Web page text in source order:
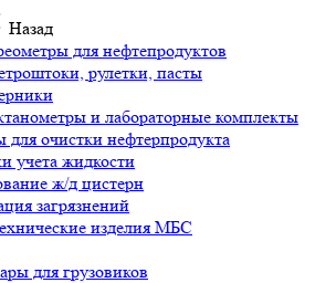
Назад
для нефтепродуктов
рулетки, пасты
и лабораторные комплекты
для очистки нефтерпродукта
учета жидкости
ж/д цистерн
загрязнений
изделия МБС
для грузовиков